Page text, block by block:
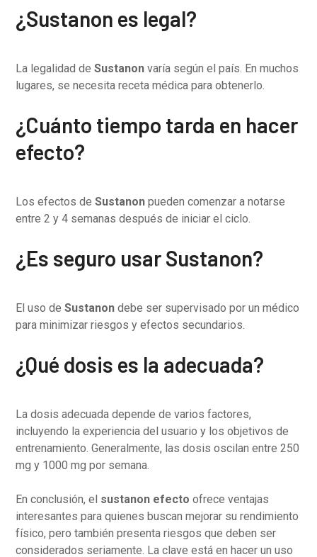
¿Sustanon es legal?
La legalidad deSustanon varía según el país. En muchos
lugares, se necesita receta médica para obtenerlo.
¿Cuánto tiempo tarda en hacer
efecto?
Los efectos deSustanon pueden comenzar a notarse
entre 2 y 4 semanas después de iniciar el ciclo.
¿Es seguro usar Sustanon?
El uso deSustanon debe ser supervisado por un médico
para minimizar riesgos y efectos secundarios.
¿Qué dosis es la adecuada?
La dosis adecuada depende de varios factores,
incluyendo la experiencia del usuario y los objetivos de
entrenamiento. Generalmente, las dosis oscilan entre 250
mg y 1000 mg por semana.
En conclusión, el sustanon efecto ofrece ventajas
interesantes para quienes buscan mejorar su rendimiento
físico, pero también presenta riesgos que deben ser
considerados seriamente. La clave está en hacer un uso